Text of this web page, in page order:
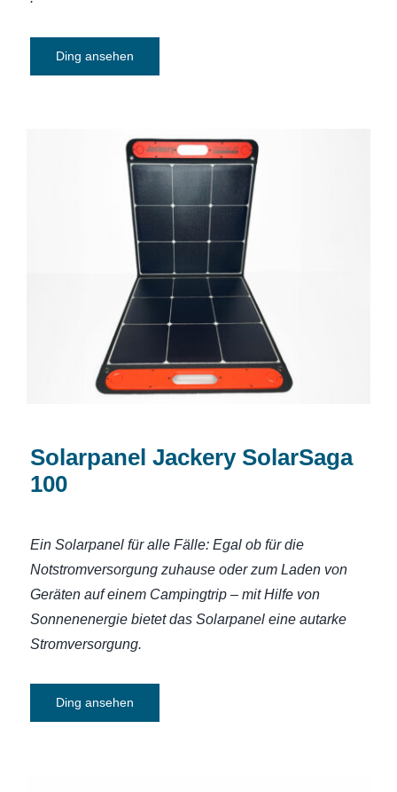
Ding ansehen
Solarpanel Jackery SolarSaga 100
Solarpanel Jackery SolarSaga
100
Ein Solarpanel für alle Fälle: Egal ob für die
Notstromversorgung zuhause oder zum Laden von
Geräten auf einem Campingtrip – mit Hilfe von
Sonnenenergie bietet das Solarpanel eine autarke
Stromversorgung.
Ding ansehen